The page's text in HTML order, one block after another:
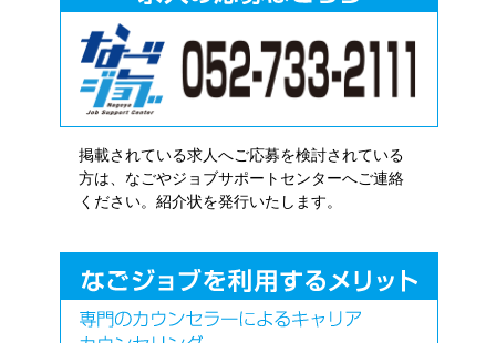
掲載されている求人へご応募を検討されている
方は、なごやジョブサポートセンターへご連絡
ください。紹介状を発行いたします。